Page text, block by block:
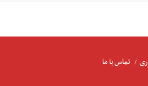
تماس با ما